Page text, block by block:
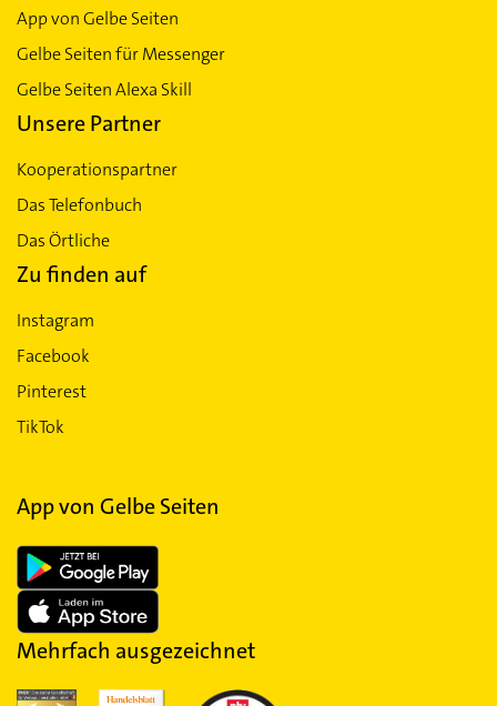
App von Gelbe Seiten
Gelbe Seiten für Messenger
Gelbe Seiten Alexa Skill
Unsere Partner
Kooperationspartner
Das Telefonbuch
Das Örtliche
Zu finden auf
Instagram
Facebook
Pinterest
TikTok
App von Gelbe Seiten
Mehrfach ausgezeichnet